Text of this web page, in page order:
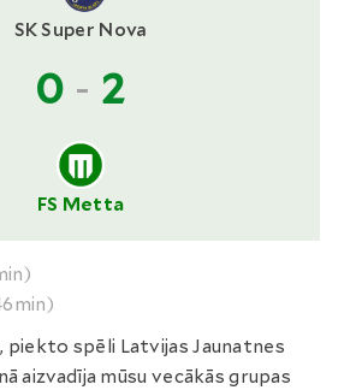
SK Super Nova
0 - 2
FS Metta
piekto spēli Latvijas Jaunatnes
aizvadīja mūsu vecākās grupas